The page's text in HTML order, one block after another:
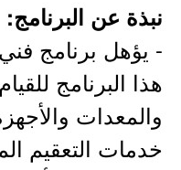
نبذة عن البرنامج:
- يؤهل برنامج
هذا البرنامج
والمعدات
خدمات التعقيم